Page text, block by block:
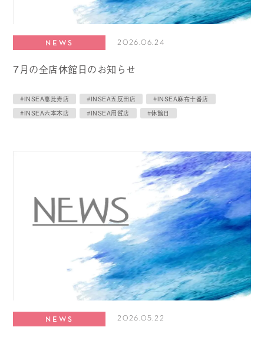
NEWS 2026.06.24
7月の全店休館日のお知らせ
#INSEA恵比寿店 #INSEA五反田店
#INSEA麻布十番店
#INSEA六本木店
#INSEA用賀店 #休館日
NEWS 2026.05.22